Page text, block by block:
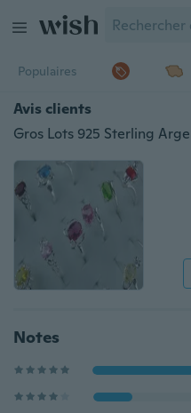
Populaires
Avis clients
Notes